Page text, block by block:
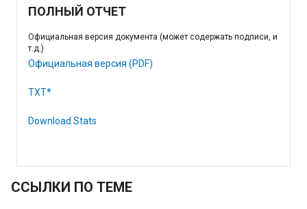
ПОЛНЫЙ ОТЧЕТ
Официальная версия документа (может содержать подписи, и
т.д.)
Официальная версия (PDF)
TXT*
Download Stats
ССЫЛКИ ПО ТЕМЕ